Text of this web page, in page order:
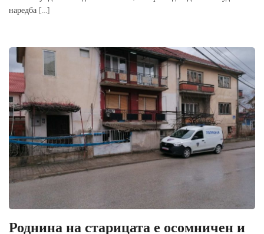
наредба […]
Роднина на старицата е осомничен и